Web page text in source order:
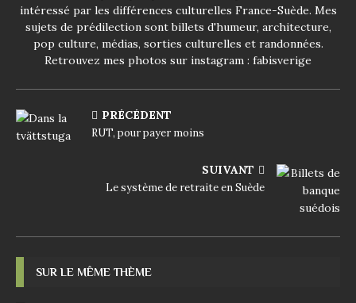
intéressé par les différences culturelles France-Suède. Mes
sujets de prédilection sont billets d'humeur, architecture,
pop culture, médias, sorties culturelles et randonnées.
Retrouvez mes photos sur instagram : fabisverige
PRÉCÉDENT
RUT, pour payer moins
SUIVANT
Le système de retraite en Suède
SUR LE MÊME THÈME